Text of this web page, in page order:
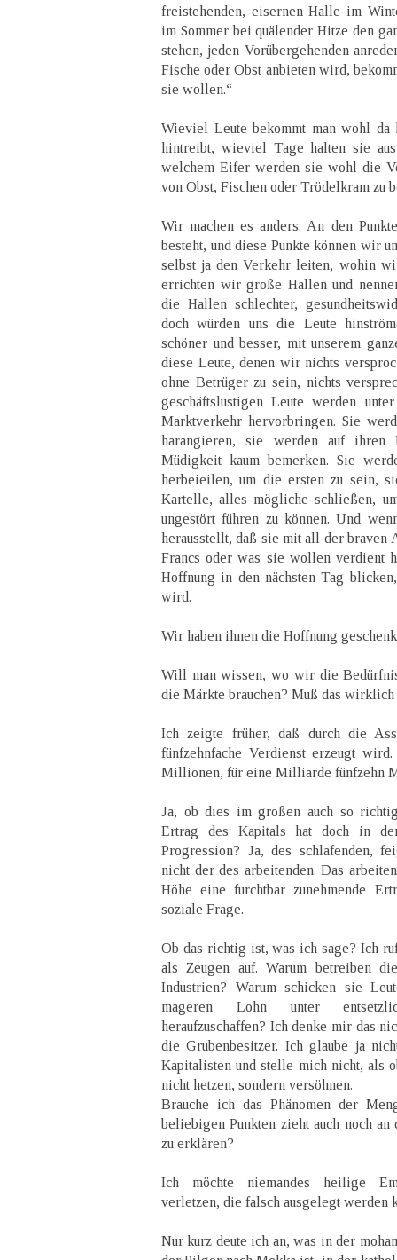
freistehenden, eisernen Halle im
im Sommer bei quälender Hitze den
stehen, jeden Vorübergehenden
Fische oder Obst anbieten wird,
sie wollen.“
Wieviel Leute bekommt man wohl
hintreibt, wieviel Tage halten sie
welchem Eifer werden sie wohl die
von Obst, Fischen oder Trödelkram zu
Wir machen es anders. An den
besteht, und diese Punkte können wir
selbst ja den Verkehr leiten, wohin
errichten wir große Hallen und
die Hallen schlechter,
doch würden uns die Leute
schöner und besser, mit unserem
diese Leute, denen wir nichts
ohne Betrüger zu sein, nichts
geschäftslustigen Leute werden
Marktverkehr hervorbringen. Sie
harangieren, sie werden auf ihren
Müdigkeit kaum bemerken. Sie
herbeieilen, um die ersten zu sein,
Kartelle, alles mögliche schließen,
ungestört führen zu können. Und
herausstellt, daß sie mit all der braven
Francs oder was sie wollen verdient
Hoffnung in den nächsten Tag
wird.
Wir haben ihnen die Hoffnung
Will man wissen, wo wir die
die Märkte brauchen? Muß das wirklich
Ich zeigte früher, daß durch die
fünfzehnfache Verdienst erzeugt
Millionen, für eine Milliarde fünfzehn
Ja, ob dies im großen auch so
Ertrag des Kapitals hat doch in
Progression? Ja, des schlafenden,
nicht der des arbeitenden. Das
Höhe eine furchtbar zunehmende
soziale Frage.
Ob das richtig ist, was ich sage? Ich
als Zeugen auf. Warum betreiben
Industrien? Warum schicken sie
mageren Lohn unter
heraufzuschaffen? Ich denke mir das
die Grubenbesitzer. Ich glaube ja
Kapitalisten und stelle mich nicht, als
nicht hetzen, sondern versöhnen.
Brauche ich das Phänomen der
beliebigen Punkten zieht auch noch an
zu erklären?
Ich möchte niemandes heilige
verletzen, die falsch ausgelegt werden
Nur kurz deute ich an, was in der